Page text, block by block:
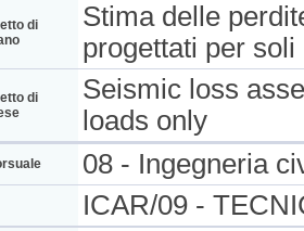
di
Stima delle
progettati per
di
Seismic loss
loads only
08 - Ingegneria
ICAR/09 -